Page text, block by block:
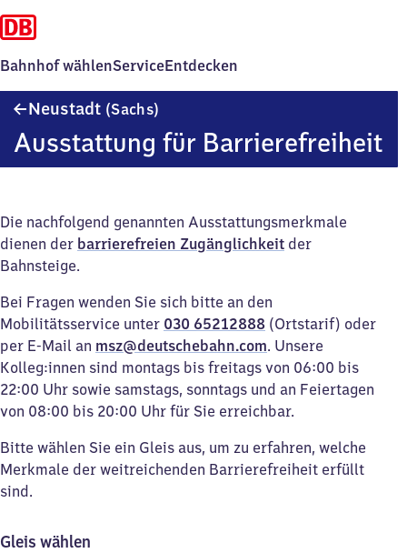
Bahnhof wählenServiceEntdecken
Neustadt (Sachs)
Ausstattung für Barrierefreiheit
Die nachfolgend genannten Ausstattungsmerkmale
dienen der barrierefreien Zugänglichkeit der
Bahnsteige.
Bei Fragen wenden Sie sich bitte an den
Mobilitätsservice unter 030 65212888 (Ortstarif) oder
per E-Mail an msz@deutschebahn.com. Unsere
Kolleg:innen sind montags bis freitags von 06:00 bis
22:00 Uhr sowie samstags, sonntags und an Feiertagen
von 08:00 bis 20:00 Uhr für Sie erreichbar.
Bitte wählen Sie ein Gleis aus, um zu erfahren, welche
Merkmale der weitreichenden Barrierefreiheit erfüllt
sind.
Gleis wählen